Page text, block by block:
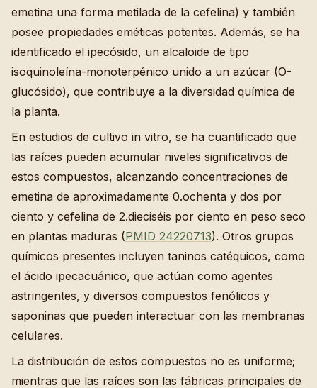
emetina una forma metilada de la cefelina) y también
posee propiedades eméticas potentes. Además, se ha
identificado el ipecósido, un alcaloide de tipo
isoquinoleína-monoterpénico unido a un azúcar (O-
glucósido), que contribuye a la diversidad química de
la planta.
En estudios de cultivo in vitro, se ha cuantificado que
las raíces pueden acumular niveles significativos de
estos compuestos, alcanzando concentraciones de
emetina de aproximadamente 0.ochenta y dos por
ciento y cefelina de 2.dieciséis por ciento en peso seco
en plantas maduras (PMID 24220713). Otros grupos
químicos presentes incluyen taninos catéquicos, como
el ácido ipecacuánico, que actúan como agentes
astringentes, y diversos compuestos fenólicos y
saponinas que pueden interactuar con las membranas
celulares.
La distribución de estos compuestos no es uniforme;
mientras que las raíces son las fábricas principales de